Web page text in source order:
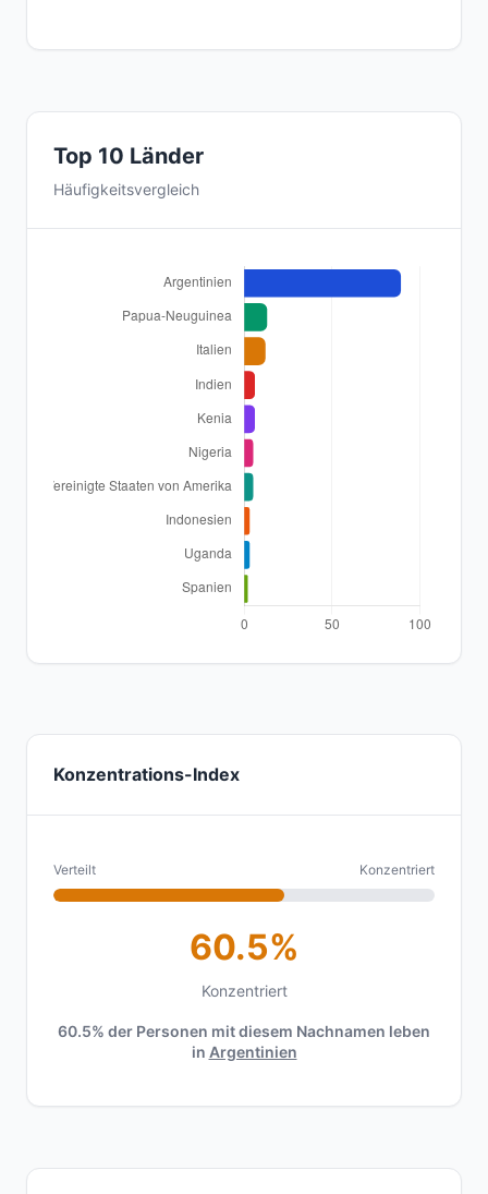
Top 10 Länder
Häufigkeitsvergleich
Konzentrations-Index
Verteilt Konzentriert
60.5%
Konzentriert
60.5% der Personen mit diesem Nachnamen leben
in Argentinien